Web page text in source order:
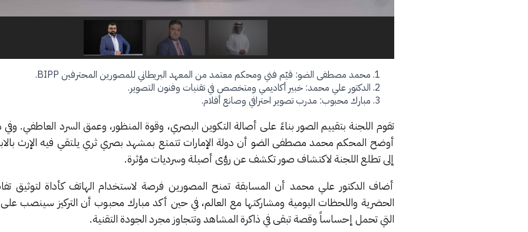
محمد مصطفى الضو: قيّم فني ومحكم معتمد من المعهد البريطاني للمصورين المحترفين BIPP.
الدكتور علي محمد: خبير أكاديمي ومتخصص في تقنيات وفنون التصوير.
مبارك محبوب: مدرب تصوير احترافي وصانع أفلام.
تقوم اللجنة بتقييم الصور بناءً على أصالة التكوين البصري، وقوة المنظور، وعمق السرد العاطفي.
أوضح المحكم محمد مصطفى الضو أن دولة الإمارات تتمتع بمشهد بصري ثري يلتقي فيه الإرث
إلى تطلع اللجنة لاكتشاف صور تكشف عن رؤى أصيلة وسرديات مؤثرة.
أضاف الدكتور علي محمد أن المسابقة تمنح المصورين فرصة لاستخدام الهاتف كأداة لتوثيق
الحضرية واللحظات اليومية ومشاركتها مع العالم، في حين أكد مبارك محبوب أن التركيز سينصب
التي تحمل إحساساً وقصة تبقى في ذاكرة المشاهد وتتجاوز مجرد الجودة التقنية.